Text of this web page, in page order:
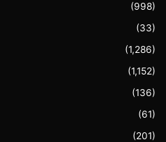
(998)
(33)
(1,286)
(1,152)
(136)
(61)
(201)